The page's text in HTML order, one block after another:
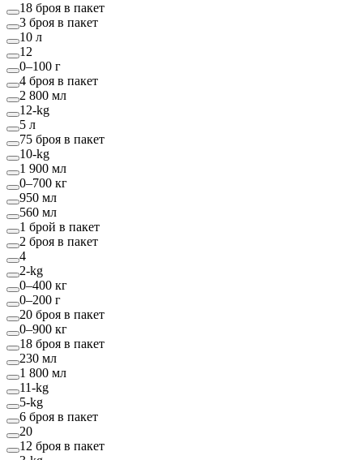
18 броя в пакет
3 броя в пакет
10 л
12
0–100 г
4 броя в пакет
2 800 мл
12-kg
5 л
75 броя в пакет
10-kg
1 900 мл
0–700 кг
950 мл
560 мл
1 брой в пакет
2 броя в пакет
4
2-kg
0–400 кг
0–200 г
20 броя в пакет
0–900 кг
18 броя в пакет
230 мл
1 800 мл
11-kg
5-kg
6 броя в пакет
20
12 броя в пакет